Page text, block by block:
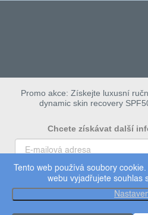
Tento web používá soubory
webu vyjadřujete souhlas
Copyright 2026Dermalogica.
Upravit
Promo akce: Získejte luxusní
dynamic skin recovery
Chcete získávat další
To chci